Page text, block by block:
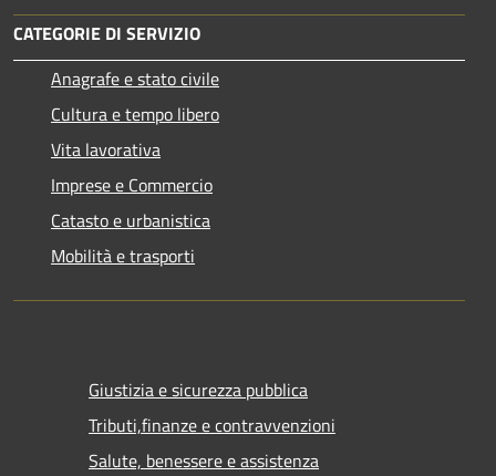
CATEGORIE DI SERVIZIO
Anagrafe e stato civile
Cultura e tempo libero
Vita lavorativa
Imprese e Commercio
Catasto e urbanistica
Mobilità e trasporti
Giustizia e sicurezza pubblica
Tributi,finanze e contravvenzioni
Salute, benessere e assistenza